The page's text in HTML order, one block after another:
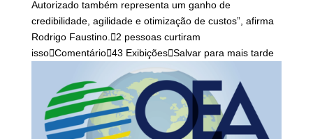
Autorizado também representa um ganho de
credibilidade, agilidade e otimização de custos”, afirma
Rodrigo Faustino. 2 pessoas curtiram
issoComentário43 ExibiçõesSalvar para mais tarde